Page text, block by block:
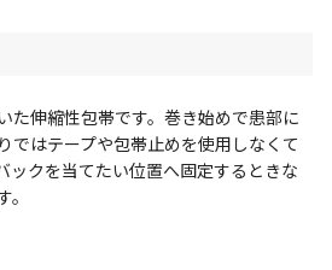
た伸縮性包帯です。巻き始めで患部に
ではテープや包帯止めを使用しなくて
ックを当てたい位置へ固定するときな